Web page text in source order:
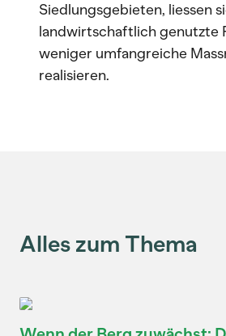
Siedlungsgebieten, liessen
landwirtschaftlich genutzte
weniger umfangreiche
realisieren.
Alles zum Thema